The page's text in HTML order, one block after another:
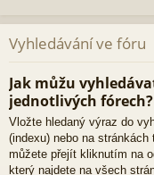
Vyhledávání ve fóru
Jak můžu
jednotlivých fórech?
Vložte hledaný výraz do
(indexu) nebo na
můžete přejít kliknutím na
který najdete na všech